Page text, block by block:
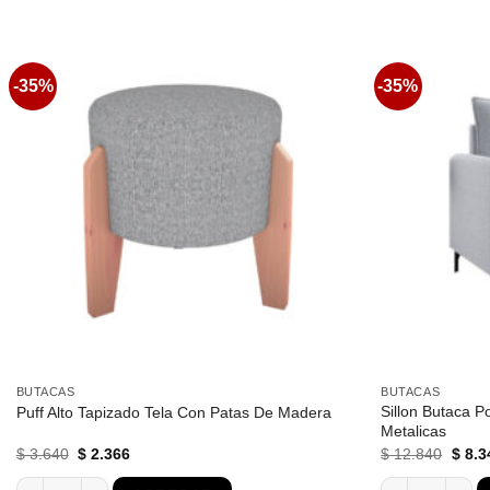
-35%
BUTACAS
Puff Alto Tapizado Tela Con Patas De Madera
$3.640 El
original
$ 2.366El
Puff Alto Tapizado Tela Con Patas De Madera cantidad
-35%
BUTACAS
Sillon Butaca
Metalicas
$12.840 El
$
Sillon Butaca